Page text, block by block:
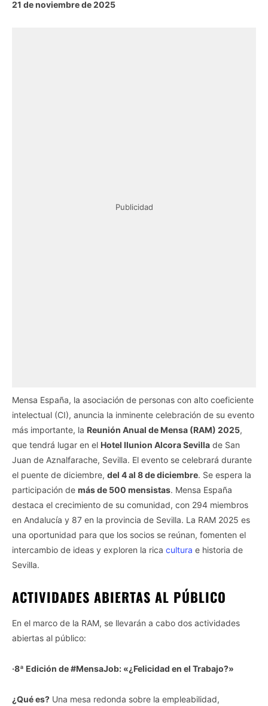
21 de noviembre de 2025
Publicidad
Mensa España, la asociación de personas con alto coeficiente
intelectual (CI), anuncia la inminente celebración de su evento
más importante, la Reunión Anual de Mensa (RAM) 2025,
que tendrá lugar en el Hotel Ilunion Alcora Sevilla de San
Juan de Aznalfarache, Sevilla. El evento se celebrará durante
el puente de diciembre, del 4 al 8 de diciembre. Se espera la
participación de más de 500 mensistas. Mensa España
destaca el crecimiento de su comunidad, con 294 miembros
en Andalucía y 87 en la provincia de Sevilla. La RAM 2025 es
una oportunidad para que los socios se reúnan, fomenten el
intercambio de ideas y exploren la rica cultura e historia de
Sevilla.
ACTIVIDADES ABIERTAS AL PÚBLICO
En el marco de la RAM, se llevarán a cabo dos actividades
abiertas al público:
·8ª Edición de #MensaJob: «¿Felicidad en el Trabajo?»
¿Qué es? Una mesa redonda sobre la empleabilidad,